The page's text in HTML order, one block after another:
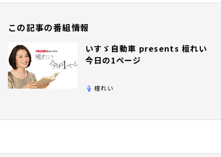
この記事の番組情報
いすゞ自動車 presents 檀れい
今日の1ページ
檀れい